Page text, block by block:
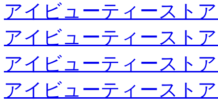
アイビューティースト
アイビューティースト
アイビューティースト
アイビューティースト